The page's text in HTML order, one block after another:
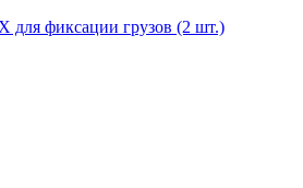
для фиксации грузов (2 шт.)